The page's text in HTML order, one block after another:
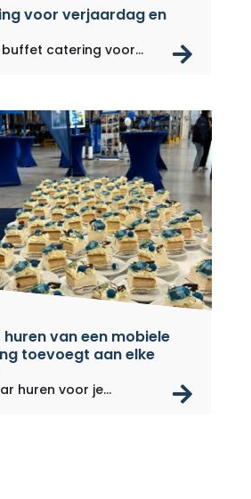
voor verjaardag en
catering voor...
van een mobiele
toevoegt aan elke
huren voor je...